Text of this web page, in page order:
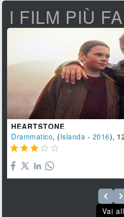
I FILM PIÙ
HEARTSTONE
Drammatico, (Islanda - 2016),
    
Vai